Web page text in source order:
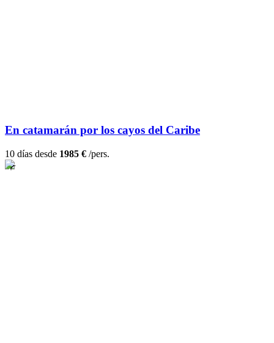
En catamarán por los cayos del Caribe
10 días desde 1985 € /pers.